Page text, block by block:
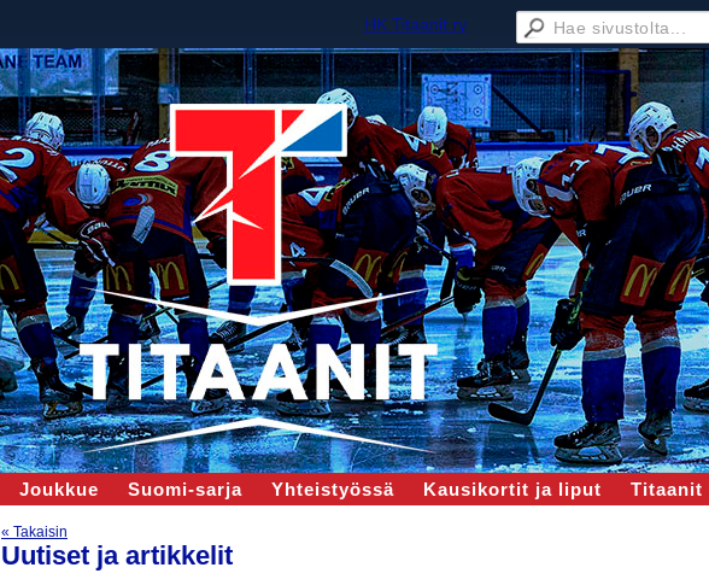
HK Titaanit ry
Joukkue Suomi-sarja Yhteistyössä Kausikortit ja liput Titaanit
« Takaisin
Uutiset ja artikkelit